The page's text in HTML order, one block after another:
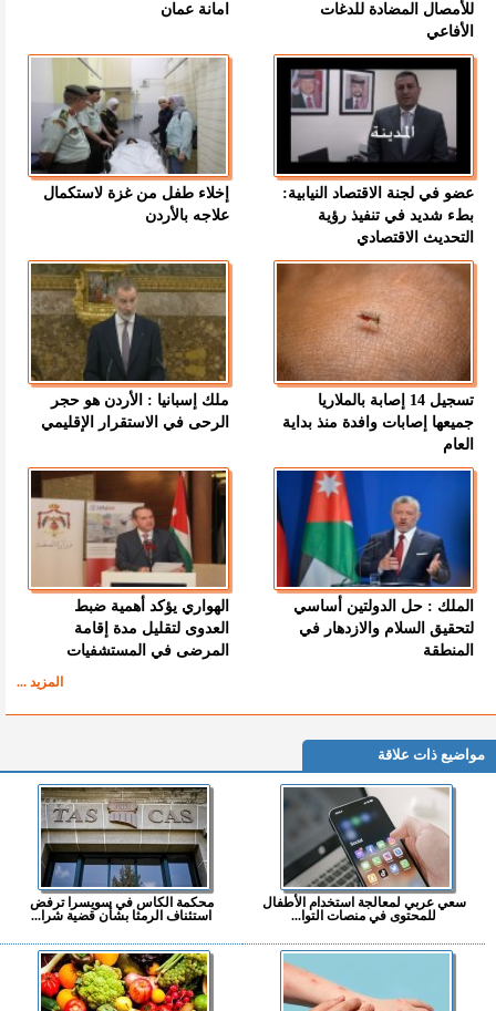
للأمصال المضادة للدغات
الأفاعي
امانة عمان
عضو في لجنة الاقتصاد النيابية:
بطء شديد في تنفيذ رؤية
التحديث الاقتصادي
إخلاء طفل من غزة لاستكمال
علاجه بالأردن
تسجيل 14 إصابة بالملاريا
جميعها إصابات وافدة منذ بداية
العام
ملك إسبانيا : الأردن هو حجر
الرحى في الاستقرار الإقليمي
الملك : حل الدولتين أساسي
لتحقيق السلام والازدهار في
المنطقة
الهواري يؤكد أهمية ضبط
العدوى لتقليل مدة إقامة
المرضى في المستشفيات
المزيد ...
مواضيع ذات علاقة
سعي عربي لمعالجة استخدام الأطفال
للمحتوى في منصات التوا...
محكمة الكاس في سويسرا ترفض
استئناف الرمثا بشأن قضية شرا...